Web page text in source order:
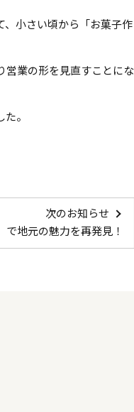
、小さい頃から「お菓子作
営業の形を見直すことにな
。
次のお知らせ
で地元の魅力を再発見！